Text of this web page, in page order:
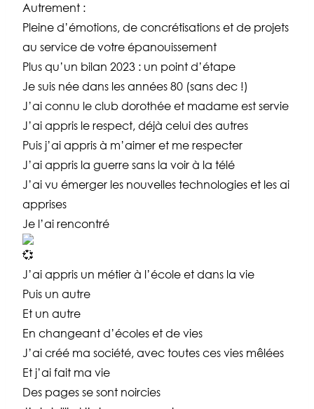
Autrement :
Pleine d’émotions, de concrétisations et de projets
au service de votre épanouissement
Plus qu’un bilan 2023 : un point d’étape
Je suis née dans les années 80 (sans dec !)
J’ai connu le club dorothée et madame est servie
J’ai appris le respect, déjà celui des autres
Puis j’ai appris à m’aimer et me respecter
J’ai appris la guerre sans la voir à la télé
J’ai vu émerger les nouvelles technologies et les ai
apprises
Je l’ai rencontré
J’ai appris un métier à l’école et dans la vie
Puis un autre
Et un autre
En changeant d’écoles et de vies
J’ai créé ma société, avec toutes ces vies mêlées
Et j’ai fait ma vie
Des pages se sont noircies